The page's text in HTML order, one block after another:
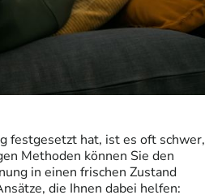
festgesetzt hat, ist es oft schwer,
Methoden können Sie den
in einen frischen Zustand
die Ihnen dabei helfen: